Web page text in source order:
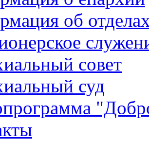
об
совет
суд